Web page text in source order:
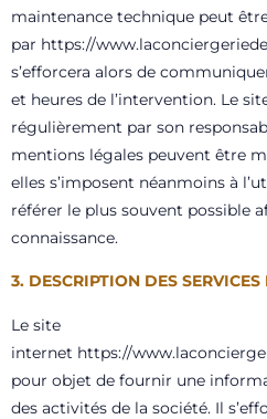
maintenance technique peut
par https://
s’efforcera alors de
et heures de l’intervention. Le
régulièrement par son
mentions légales peuvent être
elles s’imposent néanmoins à
référer le plus souvent possible
connaissance.
3. DESCRIPTION DES SERVICES
Le site
internet https://
pour objet de fournir une
des activités de la société. Il